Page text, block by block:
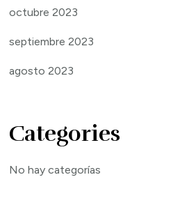
octubre 2023
septiembre 2023
agosto 2023
Categories
No hay categorías